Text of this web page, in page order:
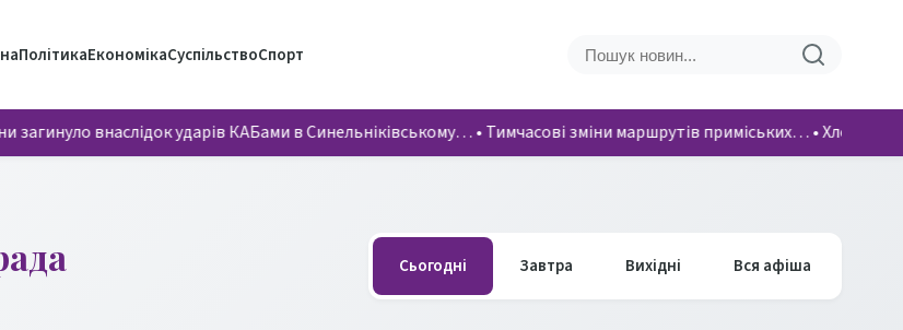
ПолітикаЕкономікаСуспільствоСпорт
загинуло внаслідок ударів КАБами в Синельніківському…•Тимчасові зміни маршрутів приміських…•Хлопці
Сьогодні Завтра Вихідні Вся афіша